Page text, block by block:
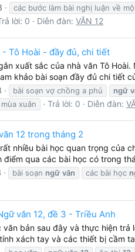
các bước làm bài nghị luận về
lời: 0 Diễn đàn: VĂN 12
- Tô Hoài - đầy đủ, chi tiết
xuất sắc của nhà văn Tô
khảo bài soạn đầy đủ chi tiết
bài soạn vợ chồng a phủ ngữ
xuân Trả lời: 0 Diễn đàn:
12 trong tháng 2
nhiều bài học quan trọng của
điểm qua các bài học có trong
bài soạn ngữ văn các bài học
văn 12, đề 3 - Triều Anh
văn bản sau đây và thực hiện
xách tay và các thiết bị cầm